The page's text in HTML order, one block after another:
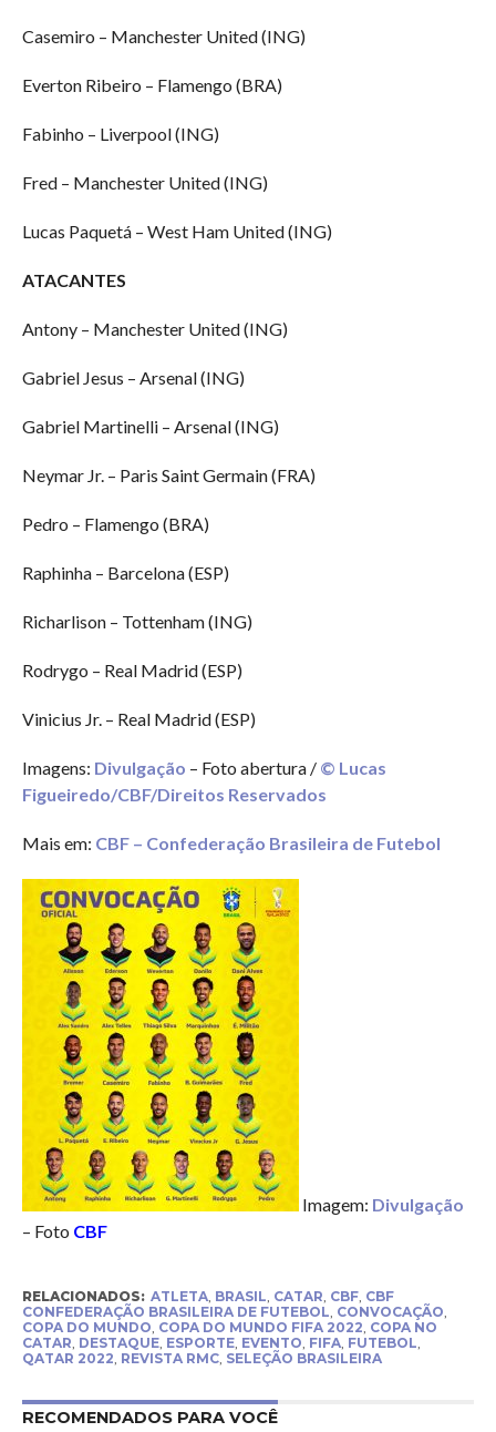
Casemiro – Manchester United (ING)
Everton Ribeiro – Flamengo (BRA)
Fabinho – Liverpool (ING)
Fred – Manchester United (ING)
Lucas Paquetá – West Ham United (ING)
ATACANTES
Antony – Manchester United (ING)
Gabriel Jesus – Arsenal (ING)
Gabriel Martinelli – Arsenal (ING)
Neymar Jr. – Paris Saint Germain (FRA)
Pedro – Flamengo (BRA)
Raphinha – Barcelona (ESP)
Richarlison – Tottenham (ING)
Rodrygo – Real Madrid (ESP)
Vinicius Jr. – Real Madrid (ESP)
Imagens: Divulgação – Foto abertura / © Lucas
Figueiredo/CBF/Direitos Reservados
Mais em: CBF – Confederação Brasileira de Futebol
Imagem: Divulgação
– Foto CBF
RELACIONADOS: ATLETA, BRASIL CATAR CBF, CBF
CONFEDERAÇÃO BRASILEIRA DE FUTEBOL CONVOCAÇÃO
COPA DO MUNDO COPA DO MUNDO FIFA 2022 COPA NO
CATAR DESTAQUE, ESPORTE, EVENTO FIFA, FUTEBOL
QATAR 2022 REVISTA RMC, SELEÇÃO BRASILEIRA
RECOMENDADOS PARA VOCÊ